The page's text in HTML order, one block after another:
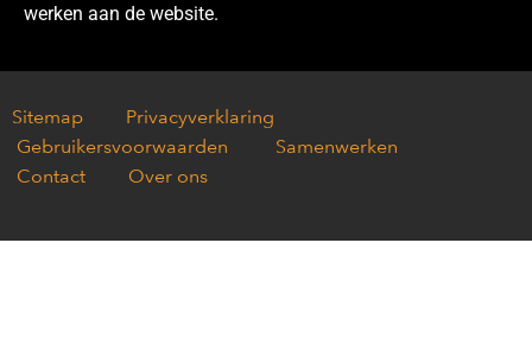
werken aan de website.
Sitemap
Privacyverklaring
Gebruikersvoorwaarden
Samenwerken
Contact
Over ons